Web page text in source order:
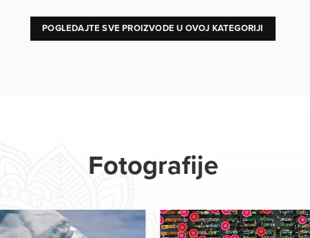
POGLEDAJTE SVE PROIZVODE U OVOJ KATEGORIJI
Fotografije